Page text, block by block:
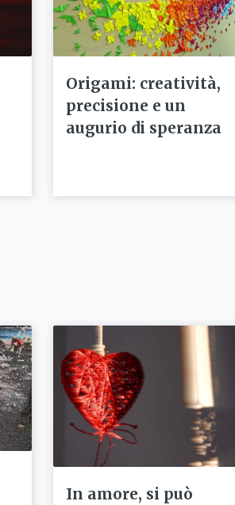
Origami: creatività,
precisione e un
augurio di speranza
In amore, si può